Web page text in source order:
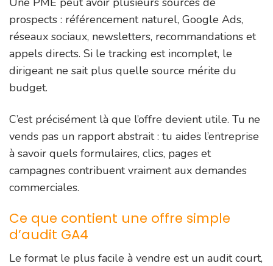
prospects : référencement naturel, Google Ads,
réseaux sociaux, newsletters, recommandations et
appels directs. Si le tracking est incomplet, le
dirigeant ne sait plus quelle source mérite du
budget.
C’est précisément là que l’offre devient utile. Tu ne
vends pas un rapport abstrait : tu aides l’entreprise
à savoir quels formulaires, clics, pages et
campagnes contribuent vraiment aux demandes
commerciales.
Ce que contient une offre simple
d’audit GA4
Le format le plus facile à vendre est un audit court,